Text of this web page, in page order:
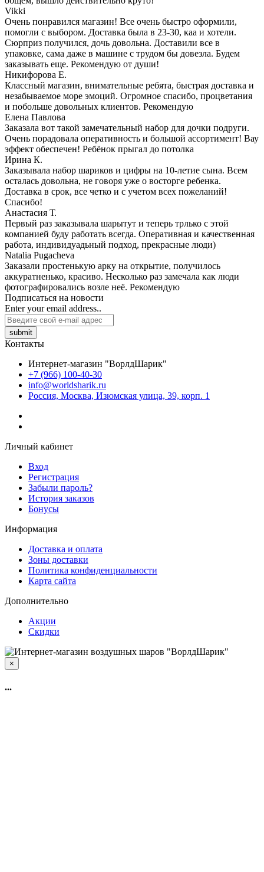
Vikki
Очень понравился магазин! Все очень быстро оформили,
помогли с выбором. Доставка была в 23-30, каа и хотели.
Сюрприз получился, дочь довольна. Доставили все в
упаковке, сама даже в машине с трудом бы довезла. Будем
заказывать еще. Рекомендую от души!
Никифорова Е.
Классный магазин, внимательные ребята, быстрая доставка и
незабываемое море эмоций. Огромное спасибо, процветания
и побольше довольных клиентов. Рекомендую
Елена Павлова
Заказала вот такой замечательный набор для дочки подруги.
Очень порадовала оперативность и большой ассортимент! Вау
эффект обеспечен! Ребёнок прыгал до потолка
Ирина К.
Заказывала набор шариков и цифры на 10-летие сына. Всем
осталась довольна, не говоря уже о восторге ребенка.
Доставка в срок, все четко и с учетом всех пожеланий!
Спасибо!
Анастасия Т.
Первый раз заказывала шарытут и теперь трлько с этой
компанией буду работать всегда. Оперативная и качественная
работа, индивидуадьный подход, прекрасные люди)
Natalia Pugacheva
Заказали простенькую арку на открытие, получилось
аккуратненько, красиво. Несколько раз замечала как люди
фотографировались возле неё. Рекомендую
Подписаться на новости
Enter your email address..
submit
Контакты
Интернет-магазин "ВорлдШарик"
+7 (966) 100-40-30
info@worldsharik.ru
Россия, Москва, Изюмская улица, 39, корп. 1
Личный кабинет
Вход
Регистрация
Забыли пароль?
История заказов
Бонусы
Информация
Доставка и оплата
Зоны доставки
Политика конфиденциальности
Карта сайта
Дополнительно
Акции
Скидки
×
...